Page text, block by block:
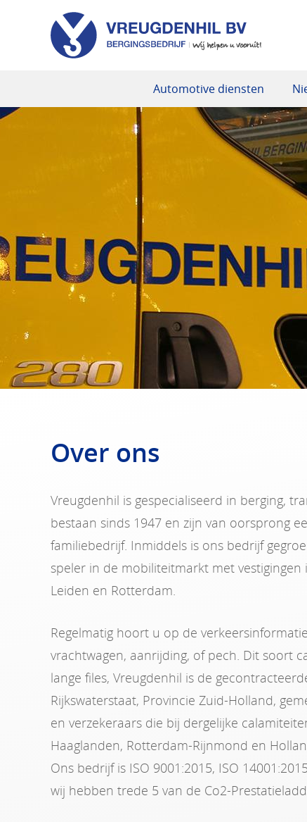
Automotive diensten
Over ons
Vreugdenhil is gespecialiseerd in berging,
bestaan sinds 1947 en zijn van oorsprong
familiebedrijf. Inmiddels is ons bedrijf
speler in de mobiliteitmarkt met vestigingen
Leiden en Rotterdam.
Regelmatig hoort u op de
vrachtwagen, aanrijding, of pech. Dit soort
lange files, Vreugdenhil is de
Rijkswaterstaat, Provincie Zuid-Holland,
en verzekeraars die bij dergelijke
Haaglanden, Rotterdam-Rijnmond en
Ons bedrijf is ISO 9001:2015, ISO
wij hebben trede 5 van de Co2-